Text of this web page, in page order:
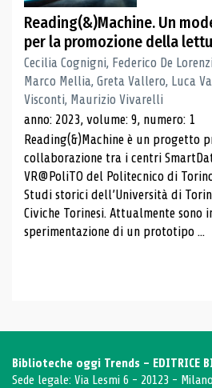
Reading(&)Machine. Un
per la promozione della
Cecilia Cognigni, Federico De
Marco Mellia, Greta Vallero, Luca
Visconti, Maurizio Vivarelli
anno: 2023, volume: 9, numero: 1
Reading(&)Machine è un progetto
collaborazione tra i centri
VR@PoliTO del Politecnico di
Studi storici dell’Università di
Civiche Torinesi. Attualmente sono
sperimentazione di un prototipo ...
Biblioteche oggi Trends - EDITRICE
Sede legale: Via Lesmi 6 - 20123 - Milano